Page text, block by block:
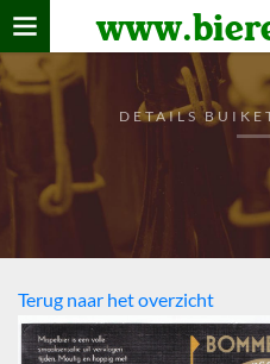
Home
verzamelen
De bierkaart
Bezoekers
DETAILS
Terug naar het overzicht